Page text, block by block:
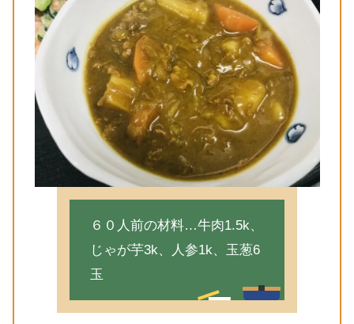
６０人前の材料…牛肉1.5k、
じゃが芋3k、人参1k、玉葱6
玉